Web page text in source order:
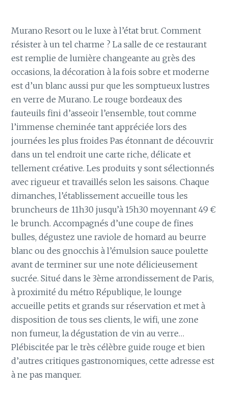
Murano Resort ou le luxe à l’état brut. Comment
résister à un tel charme ? La salle de ce restaurant
est remplie de lumière changeante au grès des
occasions, la décoration à la fois sobre et moderne
est d’un blanc aussi pur que les somptueux lustres
en verre de Murano. Le rouge bordeaux des
fauteuils fini d’asseoir l’ensemble, tout comme
l’immense cheminée tant appréciée lors des
journées les plus froides Pas étonnant de découvrir
dans un tel endroit une carte riche, délicate et
tellement créative. Les produits y sont sélectionnés
avec rigueur et travaillés selon les saisons. Chaque
dimanches, l’établissement accueille tous les
bruncheurs de 11h30 jusqu’à 15h30 moyennant 49 €
le brunch. Accompagnés d’une coupe de fines
bulles, dégustez une raviole de homard au beurre
blanc ou des gnocchis à l’émulsion sauce poulette
avant de terminer sur une note délicieusement
sucrée. Situé dans le 3ème arrondissement de Paris,
à proximité du métro République, le lounge
accueille petits et grands sur réservation et met à
disposition de tous ses clients, le wifi, une zone
non fumeur, la dégustation de vin au verre…
Plébiscitée par le très célèbre guide rouge et bien
d’autres critiques gastronomiques, cette adresse est
à ne pas manquer.